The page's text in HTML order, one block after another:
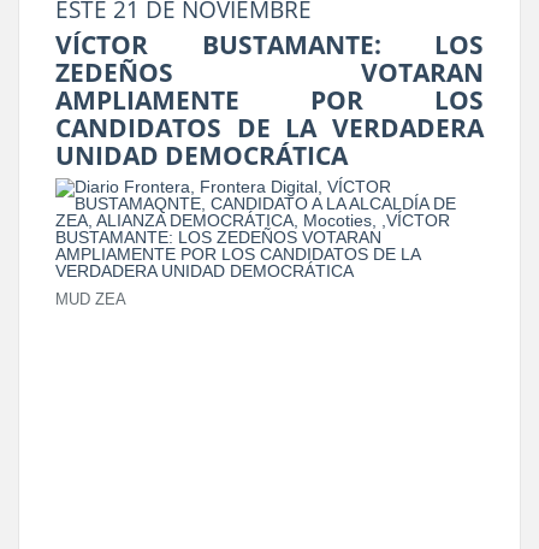
ESTE 21 DE NOVIEMBRE
VÍCTOR BUSTAMANTE: LOS
ZEDEÑOS VOTARAN
AMPLIAMENTE POR LOS
CANDIDATOS DE LA VERDADERA
UNIDAD DEMOCRÁTICA
MUD ZEA